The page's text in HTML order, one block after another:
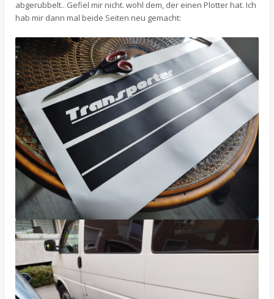
abgerubbelt.. Gefiel mir nicht. wohl dem, der einen Plotter hat. Ich
hab mir dann mal beide Seiten neu gemacht: